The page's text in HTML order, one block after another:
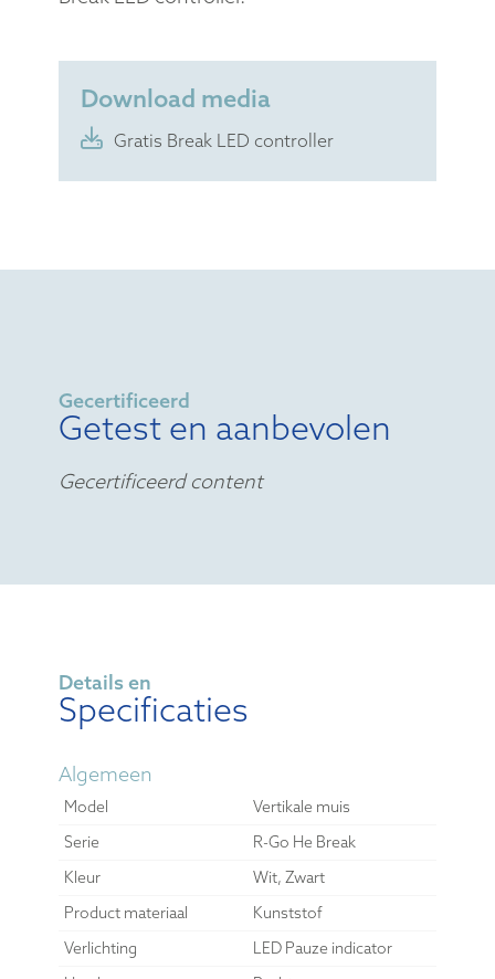
Download media
Gratis Break LED controller
Gecertificeerd
Getest en aanbevolen
Gecertificeerd content
Details en
Specificaties
Algemeen
Model
Vertikale muis
Serie
R-Go He Break
Kleur
Wit, Zwart
Product materiaal
Kunststof
Verlichting
LED Pauze indicator